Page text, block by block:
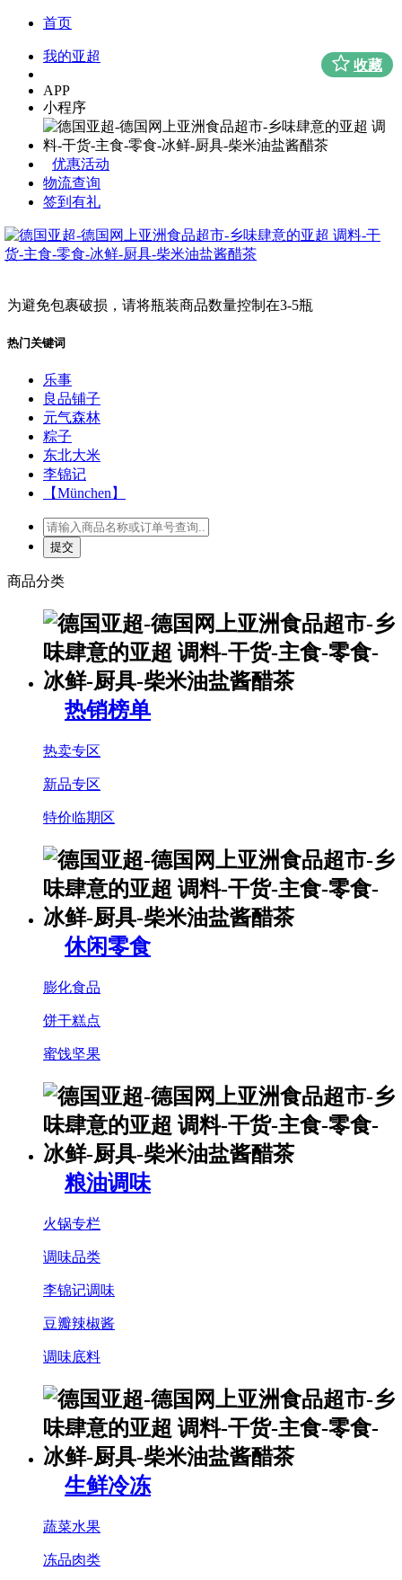
首页
我的亚超
APP
小程序
优惠活动
物流查询
签到有礼
为避免包裹破损，请将瓶装商品数量控制在3-5瓶
热门关键词
乐事
良品铺子
元气森林
粽子
东北大米
李锦记
【München】
商品分类
热销榜单
热卖专区
新品专区
特价临期区
休闲零食
膨化食品
饼干糕点
蜜饯坚果
粮油调味
火锅专栏
调味品类
李锦记调味
豆瓣辣椒酱
调味底料
生鲜冷冻
蔬菜水果
冻品肉类
收藏